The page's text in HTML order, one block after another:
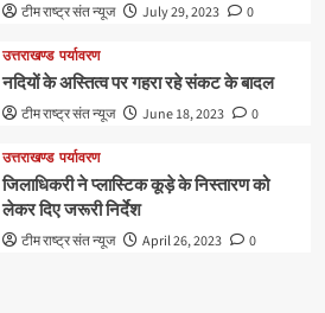
टीम राष्ट्र संत न्यूज July 29, 2023 0
उत्तराखण्ड पर्यावरण
नदियों के अस्तित्व पर गहरा रहे संकट के बादल
टीम राष्ट्र संत न्यूज June 18, 2023 0
उत्तराखण्ड पर्यावरण
जिलाधिकरी ने प्लास्टिक कूड़े के निस्तारण को
लेकर दिए जरूरी निर्देश
टीम राष्ट्र संत न्यूज April 26, 2023 0